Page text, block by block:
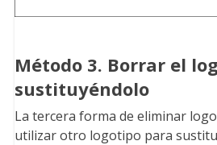
Método 3. Borrar el
sustituyéndolo
La tercera forma de eliminar
utilizar otro logotipo para